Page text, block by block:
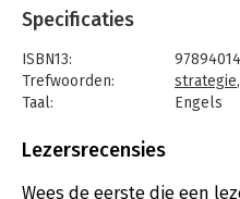
mislukken de meeste
Op basis van toonaangevend
praktijkvoorbeelden en
mee in de wereld van
verborgen onderliggende
collectief gedrag in organisaties
Specificaties
ISBN13:
Trefwoorden:
strategie,
Taal:
Engels
Beveiliging:
Aantal pagina's:
240
Lezersrecensies
Wees de eerste die een